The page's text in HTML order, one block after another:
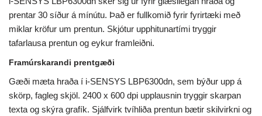
prentar 30 síður á mínútu. Það er fullkomið fyrir fyrirtæki með
miklar kröfur um prentun. Skjótur upphitunartími tryggir
tafarlausa prentun og eykur framleiðni.
Framúrskarandi prentgæði
Gæði mæta hraða í i-SENSYS LBP6300dn, sem býður upp á
skörp, fagleg skjöl. 2400 x 600 dpi upplausnin tryggir skarpan
texta og skýra grafík. Sjálfvirk tvíhliða prentun bætir skilvirkni og